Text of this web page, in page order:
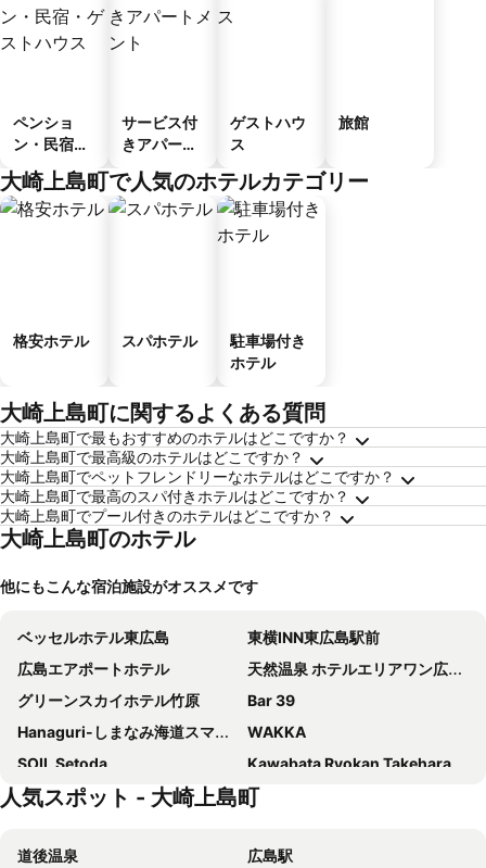
ペンショ
ン・民宿・
ゲストハウ
ス
サービス付
きアパート
ゲストハウ
ス
旅館
大崎上島町で人気のホテルカテゴリー
格安ホテル スパホテル
駐車場付き
ホテル
大崎上島町に関するよくある質問
大崎上島町で最もおすすめのホテルはどこですか？
大崎上島町で最高級のホテルはどこですか？
大崎上島町でペットフレンドリーなホテルはどこですか？
大崎上島町で最高のスパ付きホテルはどこですか？
大崎上島町でプール付きのホテルはどこですか？
大崎上島町のホテル
他にもこんな宿泊施設がオススメです
ベッセルホテル東広島
東横INN東広島駅前
広島エアポートホテル
天然温泉 ホテルエリアワン広島ウイング
グリーンスカイホテル竹原
Bar 39
Hanaguri-しまなみ海道スマート旅館
WAKKA
SOIL Setoda
Kawabata Ryokan Takehara by Tabist
Kenmin no Hama Hotel
yubune
ホテルエリアワン広島ウイング
SHIMANAMI KAIDO RESTAURANT amp; RYOKAN FUJIMIEN
人気スポット - 大崎上島町
道後温泉
広島駅